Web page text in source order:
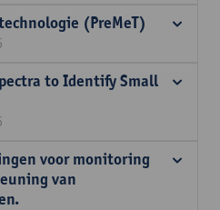
(PreMeT)
to Identify Small
voor monitoring
van